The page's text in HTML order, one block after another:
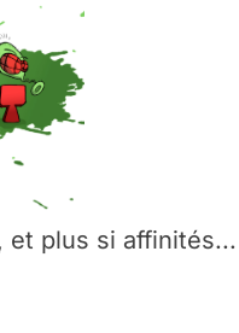
et plus si affinités...
en-Velin)
& Pierre Lacôte
Savoie)